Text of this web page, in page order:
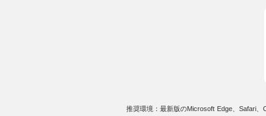
推奨環境：最新版のMicrosoft Edge、Safari、